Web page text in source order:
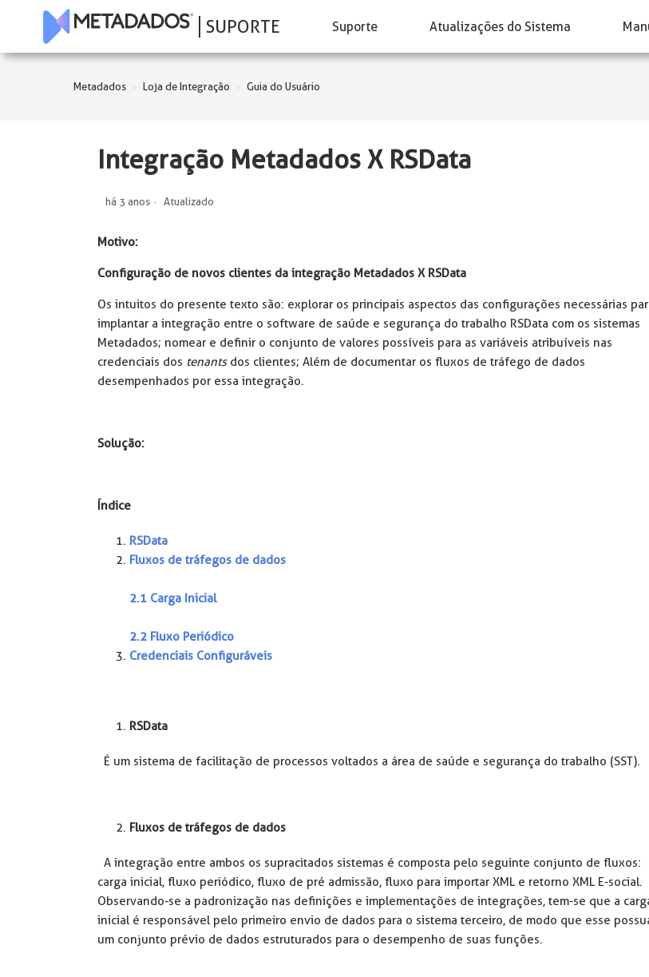
SUPORTE Suporte Atualizações do Sistema
Metadados Loja de Integração Guia do Usuário
Integração Metadados X RSData
há 3 anos Atualizado
Motivo:
Configuração de novos clientes da integração Metadados X RSData
Os intuitos do presente texto são: explorar os principais aspectos das configurações necessárias
implantar a integração entre o software de saúde e segurança do trabalho RSData com os sistemas
Metadados; nomear e definir o conjunto de valores possíveis para as variáveis atribuíveis nas
credenciais dos tenantsdos clientes; Além de documentar os fluxos de tráfego de dados
desempenhados por essa integração.
Solução:
Índice
RSData
Fluxos de tráfegos de dados
2.1 Carga Inicial
2.2 Fluxo Periódico
Credenciais Configuráveis
RSData
É um sistema de facilitação de processos voltados a área de saúde e segurança do trabalho (SST).
Fluxos de tráfegos de dados
A integração entre ambos os supracitados sistemas é composta pelo seguinte conjunto de fluxos:
carga inicial, fluxo periódico, fluxo de pré admissão, fluxo para importar XML e retorno XML E-social.
Observando-se a padronização nas definições e implementações de integrações, tem-se que a
inicial é responsável pelo primeiro envio de dados para o sistema terceiro, de modo que esse
um conjunto prévio de dados estruturados para o desempenho de suas funções.